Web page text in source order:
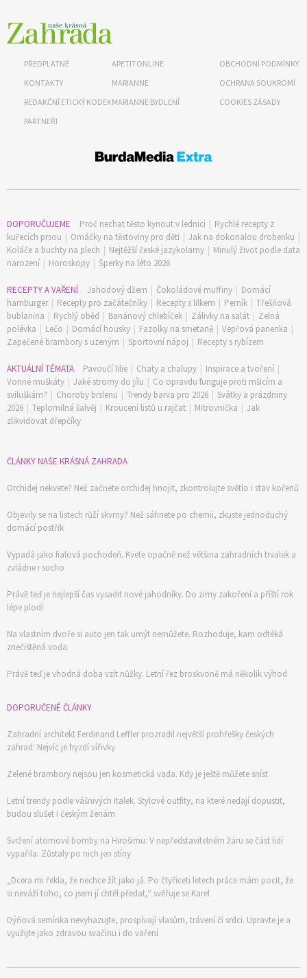
PŘEDPLATNÉ
KONTAKTY
REDAKČNÍ ETICKÝ KODEX
PARTNEŘI
APETITONLINE
MARIANNE
MARIANNE BYDLENÍ
OBCHODNÍ PODMÍNKY
OCHRANA SOUKROMÍ
COOKIES ZÁSADY
DOPORUČUJEME Proč nechat těsto kynout v lednici | Rychlé recepty z
kuřecích prsou | Omáčky na těstoviny pro děti | Jak na dokonalou drobenku |
Koláče a buchty na plech | Nejtěžší české jazykolamy | Minulý život podle data
narození | Horoskopy | Šperky na léto 2026
RECEPTY A VAŘENÍ Jahodový džem | Čokoládové muffiny | Domácí
hamburger | Recepty pro začátečníky | Recepty s lilkem | Perník | Třešňová
bublanina | Rychlý oběd | Banánový chlebíček | Zálivky na salát | Zelná
polévka | Lečo | Domácí housky | Fazolky na smetaně | Vepřová panenka |
Zapečené brambory s uzeným | Sportovní nápoj | Recepty s rybízem
AKTUÁLNÍ TÉMATA Pavoučí lilie | Chaty a chalupy | Inspirace a tvoření |
Vonné muškáty | Jaké stromy do jílu | Co opravdu funguje proti mšicím a
sviluškám? | Choroby brslenu | Trendy barva pro 2026 | Svátky a prázdniny
2026 | Teplomilná šalvěj | Kroucení listů u rajčat | Mitrovnička | Jak
zlikvidovat dřepčíky
ČLÁNKY NAŠE KRÁSNÁ ZAHRADA
Orchidej nekvete? Než začnete orchidej hnojit, zkontrolujte světlo i stav kořenů
Objevily se na listech růží skvrny? Než sáhnete po chemii, zkuste jednoduchý
domácí postřik
Vypadá jako fialová pochodeň. Kvete opačně než většina zahradních trvalek a
zvládne i sucho
Právě teď je nejlepší čas vysadit nové jahodníky. Do zimy zakoření a příští rok
lépe plodí
Na vlastním dvoře si auto jen tak umýt nemůžete. Rozhoduje, kam odtéká
znečištěná voda
Právě teď je vhodná doba vzít nůžky. Letní řez broskvoně má několik výhod
DOPORUČENÉ ČLÁNKY
Zahradní architekt Ferdinand Leffler prozradil největší prohřešky českých
zahrad: Nejvíc je hyzdí vířivky
Zelené brambory nejsou jen kosmetická vada. Kdy je ještě můžete sníst
Letní trendy podle vášnivých Italek. Stylové outfity, na které nedají dopustit,
budou slušet i českým ženám
Svržení atomové bomby na Hirošimu: V nepředstavitelném žáru se část lidí
vypařila. Zůstaly po nich jen stíny
„Dcera mi řekla, že nechce žít jako já. Po čtyřiceti letech práce mám pocit, že
si neváží toho, co jsem jí chtěl předat,“ svěřuje se Karel
Dýňová semínka nevyhazujte, prospívají vlasům, trávení či srdci. Upravte je a
využijte jako zdravou svačinu i do vaření